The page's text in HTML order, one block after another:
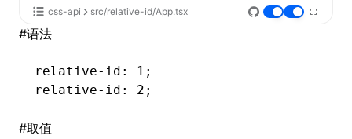
css-api src/relative-id/App.tsx
#语法
relative-id : 1;
relative-id : 2;
#取值